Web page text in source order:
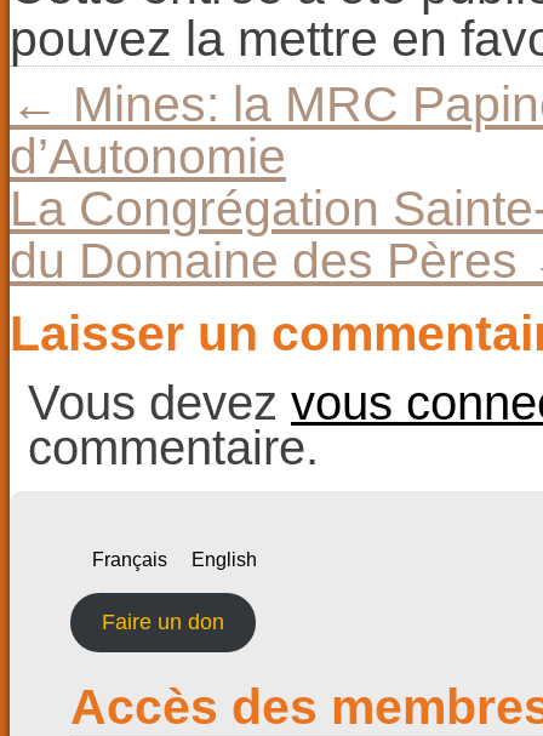
pouvez la mettre en
← Mines: la MRC
d’Autonomie
La Congrégation
du Domaine des Pères
Laisser un
Vous devez vous
commentaire.
Français English
Faire un don
Accès des